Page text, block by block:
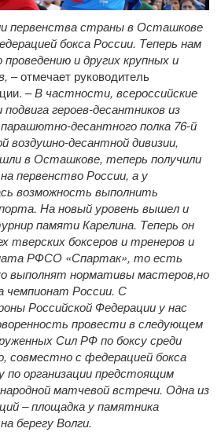
первенства страны в Осташкове
бокса России. Теперь нам
и других крупных и
– отмечает руководитель
–В частности, всероссийские
героев-десантников из
десантного полка 76-й
воздушно-десантной дивизии,
в Осташкове, теперь получили
первенство России, а у
возможность выполнить
На новый уровень вышел и
памяти Карелина. Теперь он
тверских боксеров и тренеров и
РФСО «Спартак», то есть
выполнят нормативы мастеров,но
чемпионат России. С
Российской Федерации у нас
провести в следующем
Сил РФ по боксу среди
совместно с федерацией бокса
по организации предстоящим
матчевой встречи. Одна из
– площадка у памятника
берегу Волги.